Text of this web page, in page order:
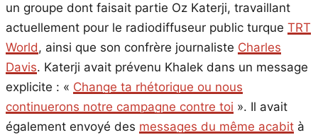
un groupe dont faisait partie Oz Katerji, travaillant
actuellement pour le radiodiffuseur public turque TRT
World, ainsi que son confrère journaliste Charles
Davis. Katerji avait prévenu Khalek dans un message
explicite : « Change ta rhétorique ou nous
continuerons notre campagne contre toi ». Il avait
également envoyé des messages du même acabit à